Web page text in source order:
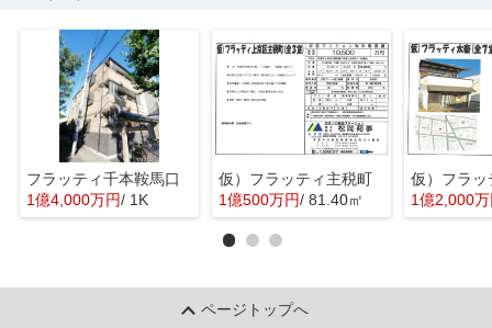
フラッティ千本鞍馬口
1億4,000万円/ 1K
仮）フラッティ主税町
1億500万円/ 81.40㎡
仮）フラッ
1億2,000
ページトップへ